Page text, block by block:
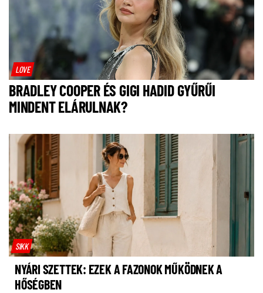
LOVE
BRADLEY COOPER ÉS GIGI HADID GYŰRŰI
MINDENT ELÁRULNAK?
SIKK
NYÁRI SZETTEK: EZEK A FAZONOK MŰKÖDNEK A
HŐSÉGBEN